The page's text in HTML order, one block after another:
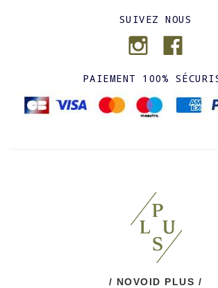
SUIVEZ NOUS
PAIEMENT 100%
/ NOVOID PLUS /